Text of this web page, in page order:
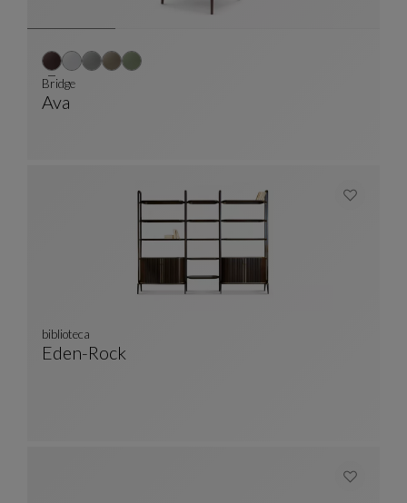
Ava
Bridge
Eden-Rock
biblioteca